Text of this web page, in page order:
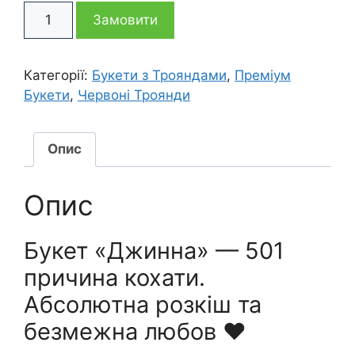
46
795 грн
995 грн
троянда
Джинна
кількість
Замовити
Категорії: Букети з Трояндами, Преміум
Букети, Червоні Троянди
Опис
Опис
Букет «Джинна» — 501
причина кохати.
Абсолютна розкіш та
безмежна любов ❤️